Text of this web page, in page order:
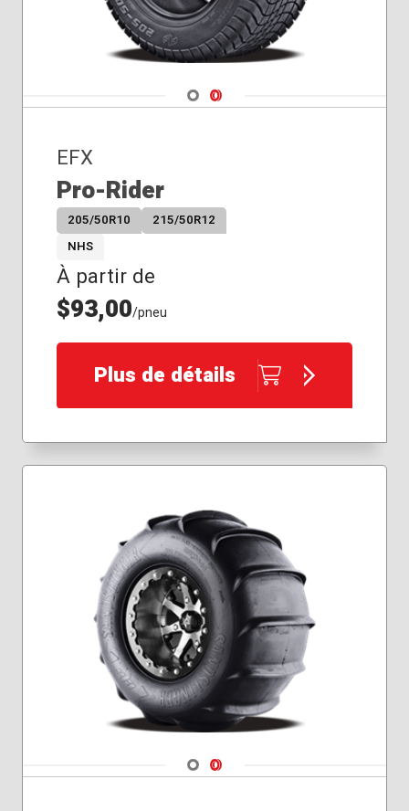
Navigate 1
Navigate 2
EFX
Pro-Rider
205/50R10
215/50R12
NHS
À partir de
$93,00/pneu
Plus de détails
Navigate 1
Navigate 2